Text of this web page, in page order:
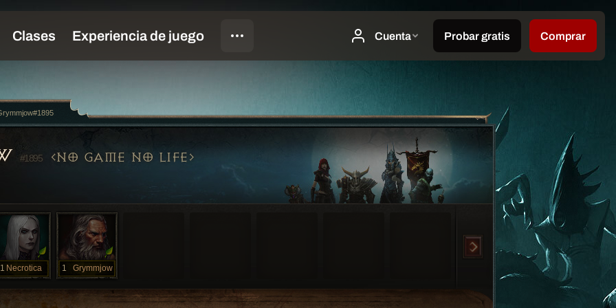
#1895 NO GAME NO LIFE
Necrotica 1 Grymmjow